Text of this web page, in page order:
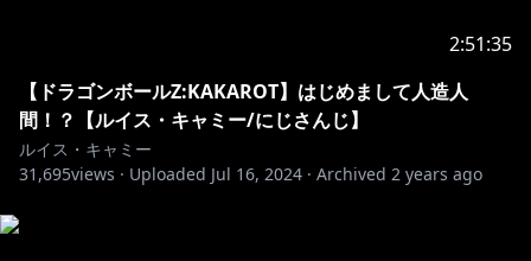
https://shop.nijisanji.jp/
https://twitter.com/nijisanji_app
2:51:35
【ドラゴンボールZ:KAKAROT】はじめまして人造人
間！？【ルイス・キャミー/にじさんじ】
ルイス・キャミー
31,695views · Uploaded Jul 16, 2024 · Archived 2 years ago